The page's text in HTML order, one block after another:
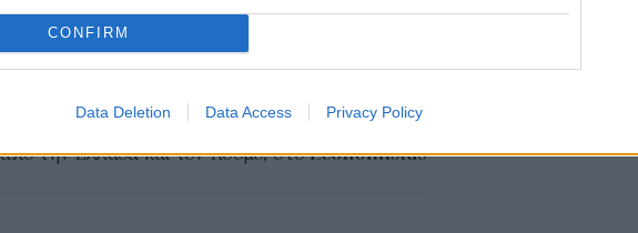
CONFIRM
Data Deletion Data Access Privacy Policy
τιμών και προκαλώντας κατηγορίες για
στις διεθνείς αγορές.
Google Newsκαι μάθετε πρώτοι όλες τις ειδήσεις
την Ελλάδα και τον Κόσμο, στο